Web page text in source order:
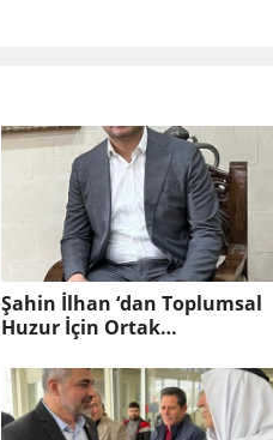
Şahin İlhan ‘dan Toplumsal
Huzur İçin Ortak